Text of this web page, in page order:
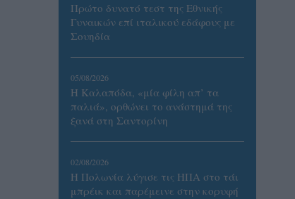
Πρώτο δυνατό τεστ της Εθνικής
Γυναικών επί ιταλικού εδάφους με
Σουηδία
05/08/2026
Η Καλαπόδα, «μία φίλη απ’ τα
παλιά», ορθώνει το ανάστημά της
ξανά στη Σαντορίνη
02/08/2026
Η Πολωνία λύγισε τις ΗΠΑ στο τάι
μπρέικ και παρέμεινε στην κορυφή